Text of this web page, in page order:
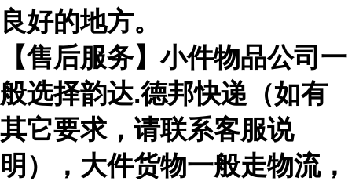
良好的地方。
【售后服务】小件物品公司一
般选择韵达.德邦快递（如有
其它要求，请联系客服说
明），大件货物一般走物流，